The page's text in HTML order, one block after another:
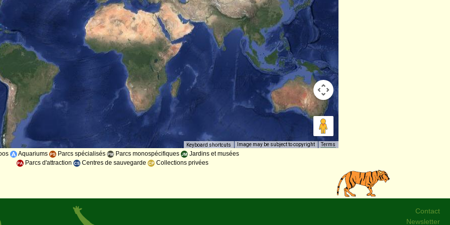
Keyboard shortcuts Image may be subject to copyright Terms
Aquariums Parcs spécialisés Parcs monospécifiques
Jardins et musées
Parcs d'attraction
Centres de sauvegarde Collections privées
Contact
Newsletter